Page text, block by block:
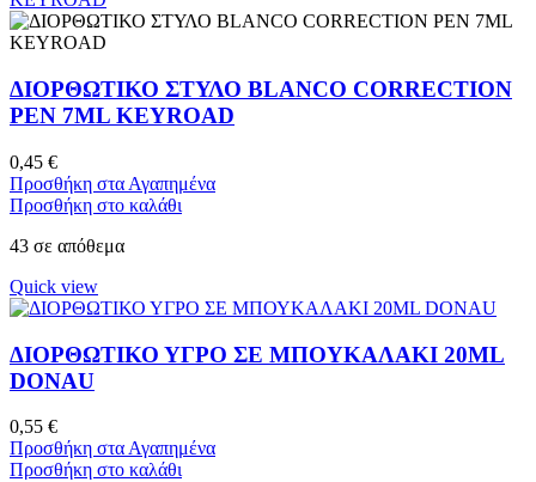
ΔΙΟΡΘΩΤΙΚΟ ΣΤΥΛΟ BLANCO CORRECTION
PEN 7ML KEYROAD
0,45 €
Προσθήκη στα Αγαπημένα
Προσθήκη στο καλάθι
43 σε απόθεμα
Quick view
ΔΙΟΡΘΩΤΙΚΟ ΥΓΡΟ ΣΕ ΜΠΟΥΚΑΛΑΚΙ 20ML
DONAU
0,55 €
Προσθήκη στα Αγαπημένα
Προσθήκη στο καλάθι